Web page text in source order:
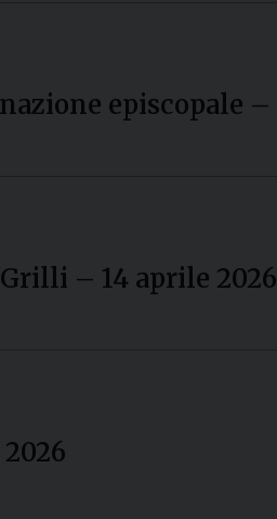
episcopale –
– 14 aprile 2026